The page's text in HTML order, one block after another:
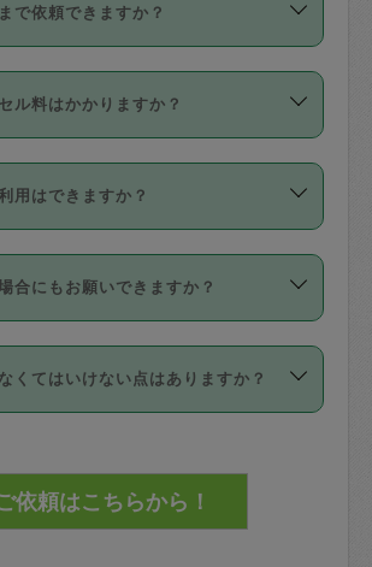
らない場合、損害保険の対象外
様々なバックグラウンドの方が
います。
も話せる方など様々です。
載していますので、各自の得意
てください。
います。タスカジさんトレーニ
を使ったセルフトレーニングの
イアルを受け、合格したタスカ
活動されています。
センターの講評は１件目のレビュ
【詳細】タスカジさんの登録に際
成立した作業時間内での作業に
ます。作業範囲は、掃除、洗
業中に物を壊したり、人にけが
りした場合が対象で、補償金額
り、
：
損害賠償保険について教えて
で依頼できますか？
、現在を起点に3日後（72時間
日時から受付可能となっていま
さんへ「募集」をかけることが
。
ル料はかかりますか？
ル料には、以下の2種類がありま
ャンセル（定期、スポット契約
超える※と、以下のキャンセル
します。
ャンセル料：
前〜24時間前＝依頼料金の50%
用はできますか？
利用」というメニューはありま
「一回のみ」依頼を活用するこ
て、気に入ったタスカジさんを
件の合う気になるタスカジさ
ださい。
、一番気に入ったタスカジさんに
合にもお願いできますか？
合の作業はタスカジさんの同意
す。数回の依頼ののち、タスカ
依頼者の間で十分な信頼関係が
さい。
に部屋に入るためにタスカジさん
くてはいけない点はありますか？
ず鍵のかかるロッカーや金庫に入
頼者の責任の元管理するよう心掛
さい。